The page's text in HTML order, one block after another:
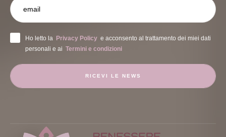
Ho letto la Privacy Policy e acconsento al trattamento dei miei dati
personali e ai Termini e condizioni
RICEVI LE NEWS